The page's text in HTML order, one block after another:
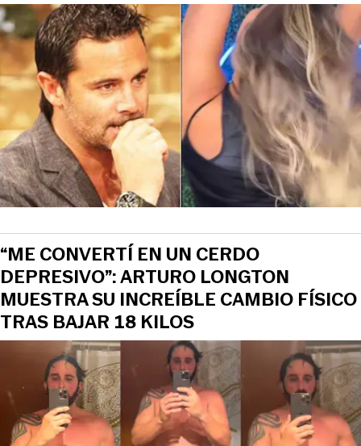
“ME CONVERTÍ EN UN CERDO
DEPRESIVO”: ARTURO LONGTON
MUESTRA SU INCREÍBLE CAMBIO FÍSICO
TRAS BAJAR 18 KILOS